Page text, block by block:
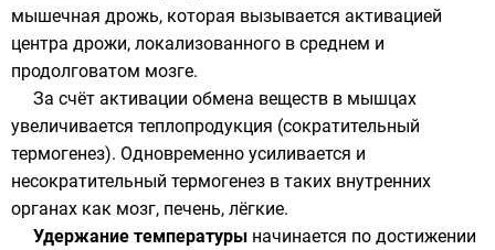
мышечная дрожь, которая вызывается активацией
центра дрожи, локализованного в среднем и
продолговатом мозге.
За счёт активации обмена веществ в мышцах
увеличивается теплопродукция (сократительный
термогенез). Одновременно усиливается и
несократительный термогенез в таких внутренних
органах как мозг, печень, лёгкие.
Удержание температуры начинается по достижении